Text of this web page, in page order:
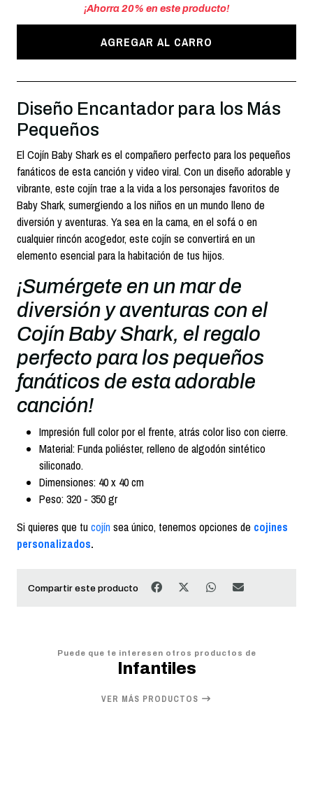
¡Ahorra20% en este producto!
AGREGAR AL CARRO
Diseño Encantador para los Más
Pequeños
El Cojín Baby Shark es el compañero perfecto para los pequeños
fanáticos de esta canción y video viral. Con un diseño adorable y
vibrante, este cojín trae a la vida a los personajes favoritos de
Baby Shark, sumergiendo a los niños en un mundo lleno de
diversión y aventuras. Ya sea en la cama, en el sofá o en
cualquier rincón acogedor, este cojín se convertirá en un
elemento esencial para la habitación de tus hijos.
¡Sumérgete en un mar de
diversión y aventuras con el
Cojín Baby Shark, el regalo
perfecto para los pequeños
fanáticos de esta adorable
canción!
Impresión full color por el frente, atrás color liso con cierre.
Material: Funda poliéster, relleno de algodón sintético
siliconado.
Dimensiones: 40 x 40 cm
Peso: 320 - 350 gr
Si quieres que tucojín sea único, tenemos opciones de cojines
personalizados.
Compartir este producto
Puede que te interesen otros productos de
Infantiles
VER MÁS PRODUCTOS